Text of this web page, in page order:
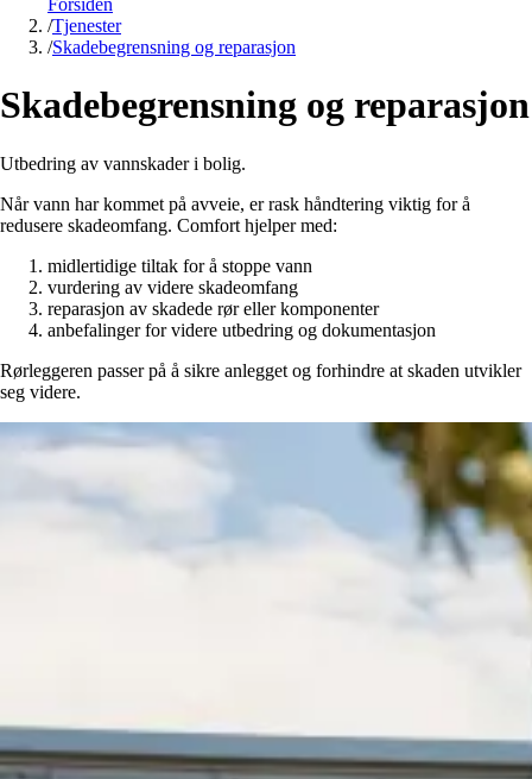
/Tjenester
/Skadebegrensning og reparasjon
Skadebegrensning og reparasjon
Utbedring av vannskader i bolig.
Når vann har kommet på avveie, er rask håndtering viktig for å
redusere skadeomfang. Comfort hjelper med:
midlertidige tiltak for å stoppe vann
vurdering av videre skadeomfang
reparasjon av skadede rør eller komponenter
anbefalinger for videre utbedring og dokumentasjon
Rørleggeren passer på å sikre anlegget og forhindre at skaden utvikler
seg videre.